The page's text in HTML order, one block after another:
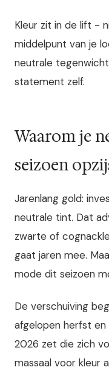
Kleur zit in de lift -
middelpunt van je
neutrale
statement zelf.
Waarom je
seizoen
Jarenlang gold:
neutrale tint. Dat
zwarte of
gaat jaren mee.
mode dit seizoen
De verschuiving
afgelopen herfst
2026 zet die zich
massaal voor kleur